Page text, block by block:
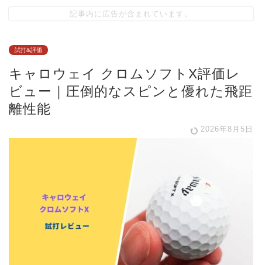
記事内に広告が含まれています。
試打&評価
キャロウェイ クロムソフトX評価レ
ビュー｜圧倒的なスピンと優れた飛距
離性能
2026年8月5日